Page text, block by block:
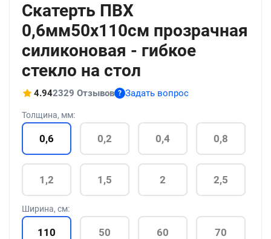
Скатерть ПВХ
0,6мм50x110см прозрачная
силиконовая - гибкое
стекло на стол
4.942329 Отзывов ? Задать вопрос
Толщина, мм:
0,6 0,2 0,4 0,8
1,2 1,5 2 2,5
Ширина, см:
110 50 60 70